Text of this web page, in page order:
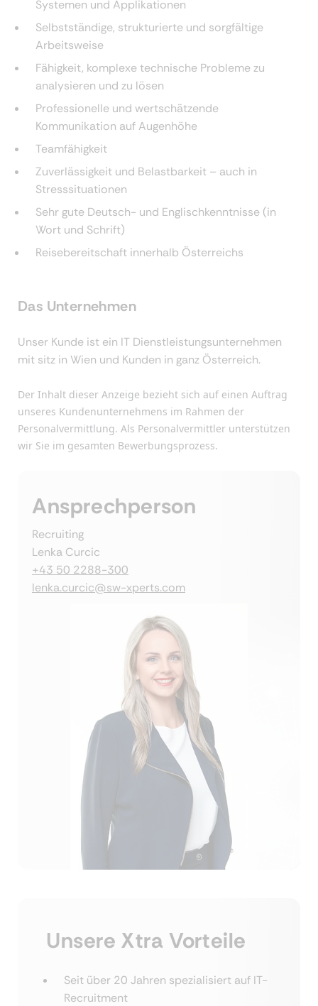
Systemen und Applikationen
Selbstständige, strukturierte und sorgfältige
Arbeitsweise
Fähigkeit, komplexe technische Probleme zu
analysieren und zu lösen
Professionelle und wertschätzende
Kommunikation auf Augenhöhe
Teamfähigkeit
Zuverlässigkeit und Belastbarkeit – auch in
Stresssituationen
Sehr gute Deutsch- und Englischkenntnisse (in
Wort und Schrift)
Reisebereitschaft innerhalb Österreichs
Das Unternehmen
Unser Kunde ist ein IT Dienstleistungsunternehmen
mit sitz in Wien und Kunden in ganz Österreich.
Der Inhalt dieser Anzeige bezieht sich auf einen Auftrag
unseres Kundenunternehmens im Rahmen der
Personalvermittlung. Als Personalvermittler unterstützen
wir Sie im gesamten Bewerbungsprozess.
Ansprechperson
Recruiting
Lenka Curcic
+43 50 2288-300
lenka.curcic@sw-xperts.com
Unsere Xtra Vorteile
Seit über 20 Jahren spezialisiert auf IT-
Recruitment